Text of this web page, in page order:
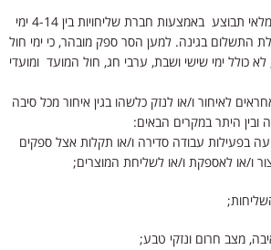
אספקת המוצרים המצויים במלאי תבוצע באמצעות חברת שליחויות בין 4-14 ימי
התשלום בגינה. למען הסר ספק מובהר, כי ימי חול
כולל ימי שישי ושבת, ערבי חג, חול המועד ומועדי
לאיחור ו/או לנזק כלשהו בגין איחור מכל סיבה
היתר במקרים הבאים:
בפעילות עבודה סדירה ו/או תקלות אצל ספקים
ו/או לאספקת ו/או לשליחת המוצרים;
מצב חרום ונזקי טבע;